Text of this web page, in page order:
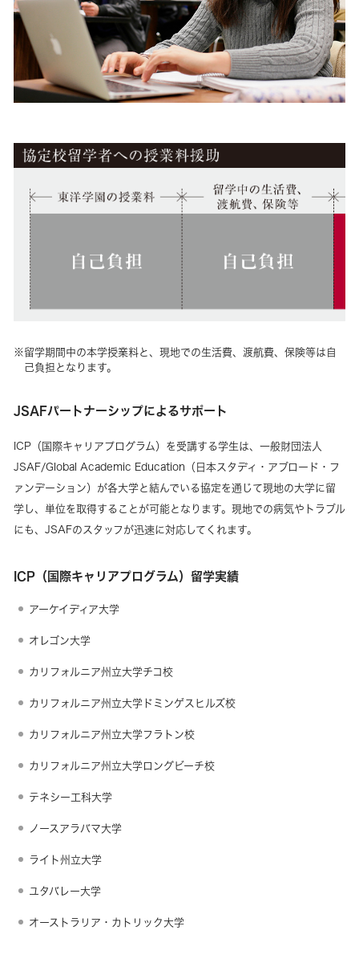
留学期間中の本学授業料と、現地での生活費、渡航費、保険等は自
己負担となります。
JSAFパートナーシップによるサポート
ICP（国際キャリアプログラム）を受講する学生は、一般財団法人
JSAF/Global Academic Education（日本スタディ・アブロード・フ
ァンデーション）が各大学と結んでいる協定を通じて現地の大学に留
学し、単位を取得することが可能となります。現地での病気やトラブル
にも、JSAFのスタッフが迅速に対応してくれます。
ICP（国際キャリアプログラム）留学実績
アーケイディア大学
オレゴン大学
カリフォルニア州立大学チコ校
カリフォルニア州立大学ドミンゲスヒルズ校
カリフォルニア州立大学フラトン校
カリフォルニア州立大学ロングビーチ校
テネシー工科大学
ノースアラバマ大学
ライト州立大学
ユタバレー大学
オーストラリア・カトリック大学